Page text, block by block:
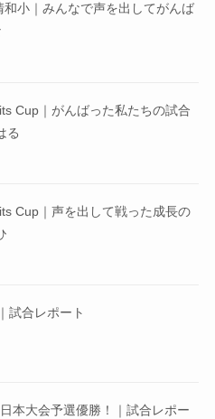
小｜みんなで声を出してがんば
Cup｜がんばった私たちの試合
る
Cup｜声を出して戦った成長の
試合レポート
本大会予選優勝！｜試合レポー